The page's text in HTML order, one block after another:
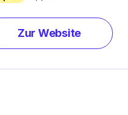
E-Mail-
Zur Website